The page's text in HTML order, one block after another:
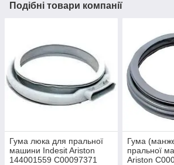
Подібні товари компанії
Гума люка для пральної
машини Indesit Ariston
144001559 C00097371
Гума
пральної
Ariston